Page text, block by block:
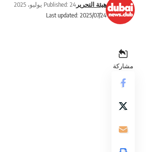
Last updated: 2025/07/24
هيئة التحريرPublished: 24 يوليو، 2025
مشاركة